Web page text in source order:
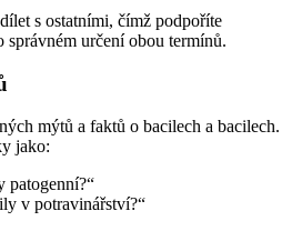
s ostatními, čímž podpoříte
určení obou termínů.
mýtů a faktů o bacilech a bacilech.
jako:
patogenní?“
v potravinářství?“